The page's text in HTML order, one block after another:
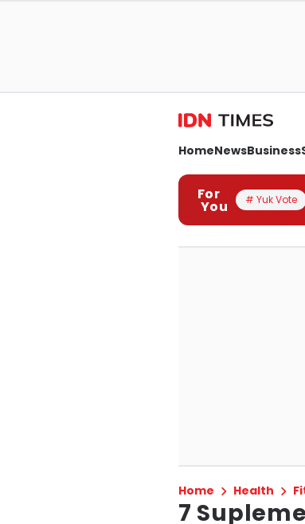
HomeNewsBusiness
For
You # Yuk Vote
Home Health
7